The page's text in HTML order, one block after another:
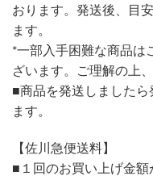
おります。発送後、目
ます。
*一部入手困難な商品は
ざいます。ご理解の上
■商品を発送しました
ます。
【佐川急便送料】
■１回のお買い上げ金